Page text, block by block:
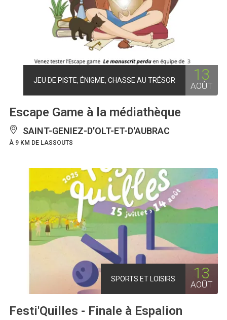
JEU DE PISTE, ÉNIGME, CHASSE AU TRÉSOR 13
AOÛT
Escape Game à la médiathèque
SAINT-GENIEZ-D'OLT-ET-D'AUBRAC
À 9 KM DE LASSOUTS
SPORTS ET LOISIRS 13
AOÛT
Festi'Quilles - Finale à Espalion